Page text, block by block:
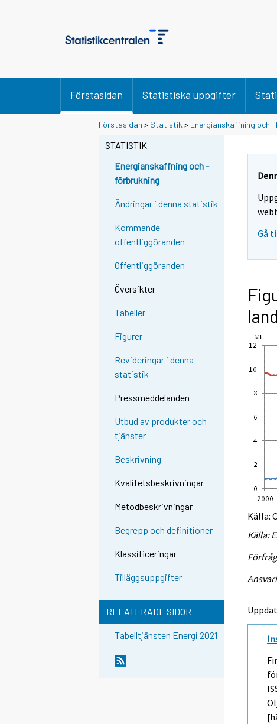
Förstasidan Statistiska uppgifter
Förstasidan > Statistik > Energianskaffning och
STATISTIK
Energianskaffning och -
förbrukning
Ändringar i denna statistik
Kommande
offentliggöranden
Offentliggöranden
Översikter
Tabeller
Figurer
Revideringar i denna
statistik
Pressmeddelanden
Utbud av produkter och
tjänster
Beskrivning
Kvalitetsbeskrivningar
Metodbeskrivningar
Begrepp och definitioner
Klassificeringar
Tilläggsuppgifter
RELATERADE SIDOR
Tabelltjänsten Energi 2021
Gå
Källa:
Källa: